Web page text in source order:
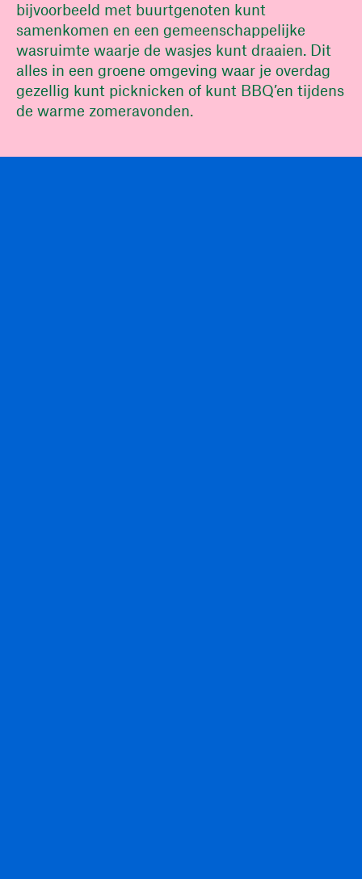
bijvoorbeeld met buurtgenoten kunt
samenkomen en een gemeenschappelijke
wasruimte waarje de wasjes kunt draaien. Dit
alles in een groene omgeving waar je overdag
gezellig kunt picknicken of kunt BBQ’en tijdens
de warme zomeravonden.